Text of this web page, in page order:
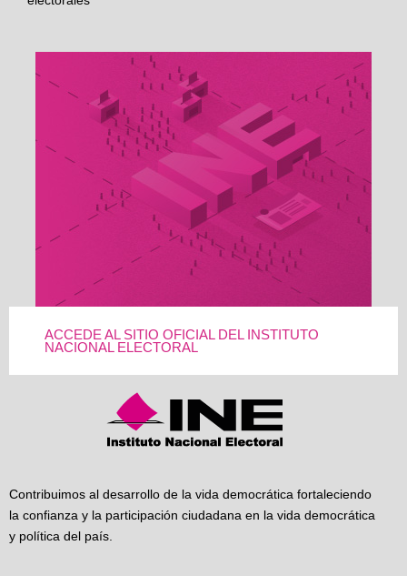
ACCEDE AL SITIO OFICIAL DEL INSTITUTO
NACIONAL ELECTORAL
Contribuimos al desarrollo de la vida democrática fortaleciendo
la confianza y la participación ciudadana en la vida democrática
y política del país.